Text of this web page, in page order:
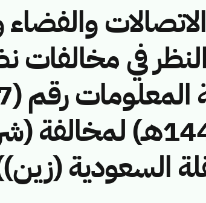
والفضاء
في مخالفات
ق/1444هـ)
السعودية